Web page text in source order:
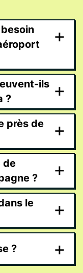
+
ils
?
+
près de
+
de
?
+
le
+
? +